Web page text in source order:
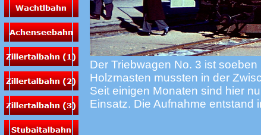
Der Triebwagen No. 3 ist
Holzmasten mussten in der
Seit einigen Monaten sind hier
Einsatz. Die Aufnahme entstand